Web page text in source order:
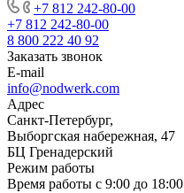
+7 812 242-80-00
+7 812 242-80-00
8 800 222 40 92
Заказать звонок
E-mail
info@nodwerk.com
Адрес
Санкт-Петербург,
Выборгская набережная, 47
БЦ Гренадерский
Режим работы
Время работы с 9:00 до 18:00